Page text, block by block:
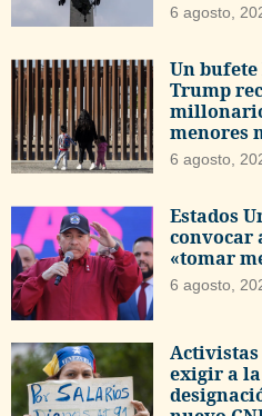
6 agosto,
Un
Trump
menores
6 agosto,
Estados
convocar
«tomar
6 agosto,
Activistas
exigir a